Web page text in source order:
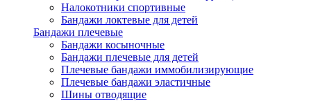
Налокотники спортивные
Бандажи локтевые для детей
Бандажи плечевые
Бандажи косыночные
Бандажи плечевые для детей
Плечевые бандажи иммобилизирующие
Плечевые бандажи эластичные
Шины отводящие